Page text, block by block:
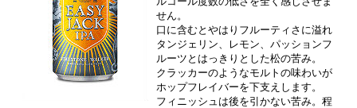
せん。
口に含むとやはりフルーティさに溢れ
タンジェリン、レモン、パッションフ
ルーツとはっきりとした松の苦み。
クラッカーのようなモルトの味わいが
ホップフレイバーを下支えします。
フィニッシュは後を引かない苦み。程